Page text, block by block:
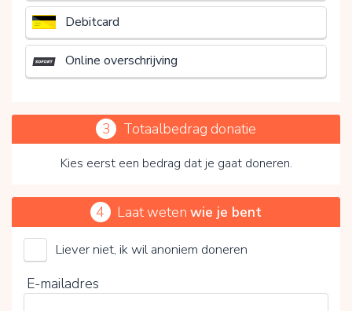
Debitcard
Online overschrijving
3 Totaalbedrag donatie
Kies eerst een bedrag dat je gaat doneren.
Door op V te klikken kies je wel of geen vrijwillige
4 Laat wetenwie je bent
Liever niet, ik wil anoniem doneren
E-mailadres